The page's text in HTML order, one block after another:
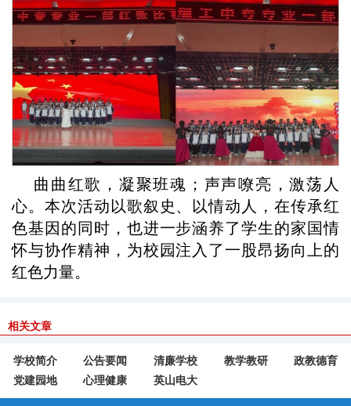
曲曲红歌，凝聚班魂；声声嘹亮，激荡人
心。本次活动以歌叙史、以情动人，在传承红
色基因的同时，也进一步涵养了学生的家国情
怀与协作精神，为校园注入了一股昂扬向上的
红色力量。
相关文章
学校简介 公告要闻 清廉学校 教学教研
政教德育
党建园地
心理健康 英山电大